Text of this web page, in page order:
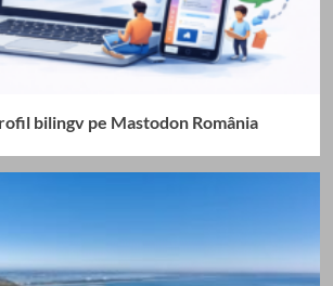
bilingv pe Mastodon România